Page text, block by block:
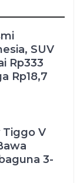
SUV
Rp333
Rp18,7
Tiggo V
3-